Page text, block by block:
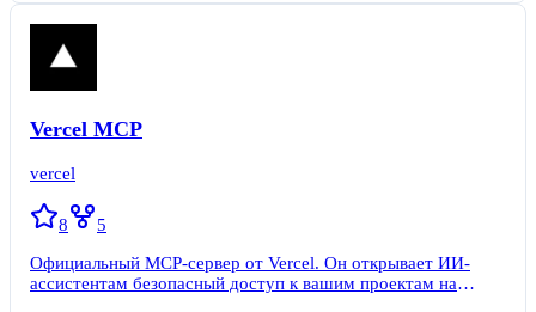
протоколу MCP. Теперь Claude, Copilot или другой MCP-
агент может использовать готовые скиллы. Не нужно
писать длинные промты, подключать десятки плагинов или
Vercel MCP
vercel
8
5
Официальный MCP-сервер от Vercel. Он открывает ИИ-
ассистентам безопасный доступ к вашим проектам на